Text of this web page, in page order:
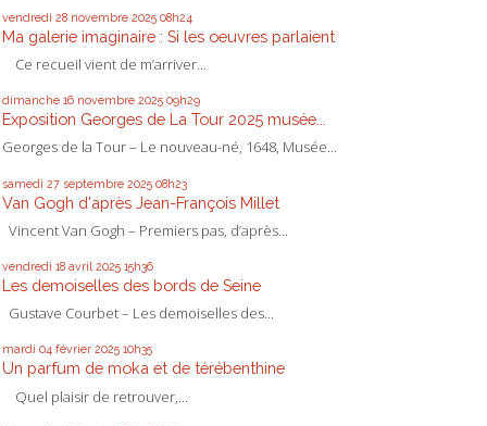
vendredi 28 novembre 2025 08h24
Ma galerie imaginaire : Si les oeuvres parlaient
Ce recueil vient de m’arriver...
dimanche 16 novembre 2025 09h29
Exposition Georges de La Tour 2025 musée...
Georges de la Tour – Le nouveau-né, 1648, Musée...
samedi 27 septembre 2025 08h23
Van Gogh d'après Jean-François Millet
Vincent Van Gogh – Premiers pas, d’après...
vendredi 18 avril 2025 15h36
Les demoiselles des bords de Seine
Gustave Courbet – Les demoiselles des...
mardi 04 février 2025 10h35
Un parfum de moka et de térébenthine
Quel plaisir de retrouver,...